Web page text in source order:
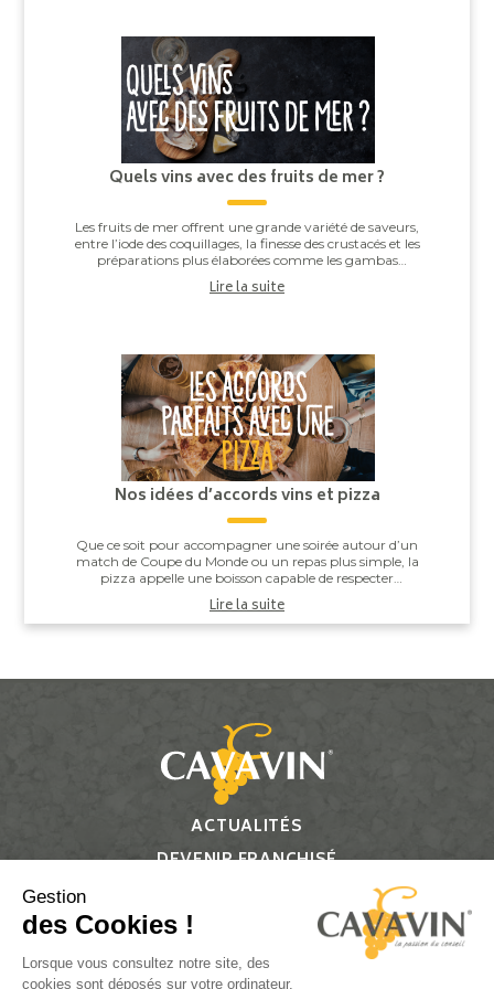
Quels vins avec des fruits de mer ?
Les fruits de mer offrent une grande variété de saveurs,
entre l’iode des coquillages, la finesse des crustacés et les
préparations plus élaborées comme les gambas
Lire la suite
Nos idées d’accords vins et pizza
Que ce soit pour accompagner une soirée autour d’un
match de Coupe du Monde ou un repas plus simple, la
pizza appelle une boisson capable de respecter
Lire la suite
ACTUALITÉS
DEVENIR FRANCHISÉ
Suivez-nous
Gestion
des Cookies !
Lorsque vous consultez notre site, des
cookies sont déposés sur votre ordinateur,